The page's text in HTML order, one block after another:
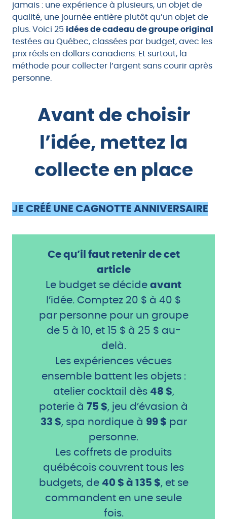
jamais : une expérience à plusieurs, un objet de
qualité, une journée entière plutôt qu’un objet de
plus. Voici 25 idées de cadeau de groupe original
testées au Québec, classées par budget, avec les
prix réels en dollars canadiens. Et surtout, la
méthode pour collecter l’argent sans courir après
personne.
Avant de choisir
l’idée, mettez la
collecte en place
JE CRÉÉ UNE CAGNOTTE ANNIVERSAIRE
Ce qu’il faut retenir de cet
article
Le budget se décide avant
l’idée. Comptez 20 $ à 40 $
par personne pour un groupe
de 5 à 10, et 15 $ à 25 $ au-
delà.
Les expériences vécues
ensemble battent les objets :
atelier cocktail dès 48 $,
poterie à 75 $, jeu d’évasion à
33 $, spa nordique à 99 $ par
personne.
Les coffrets de produits
québécois couvrent tous les
budgets, de 40 $ à 135 $, et se
commandent en une seule
fois.